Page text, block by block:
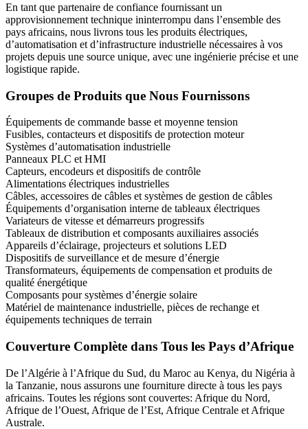
En tant que partenaire de confiance fournissant un
approvisionnement technique ininterrompu dans l’ensemble des
pays africains, nous livrons tous les produits électriques,
d’automatisation et d’infrastructure industrielle nécessaires à vos
projets depuis une source unique, avec une ingénierie précise et une
logistique rapide.
Groupes de Produits que Nous Fournissons
Équipements de commande basse et moyenne tension
Fusibles, contacteurs et dispositifs de protection moteur
Systèmes d’automatisation industrielle
Panneaux PLC et HMI
Capteurs, encodeurs et dispositifs de contrôle
Alimentations électriques industrielles
Câbles, accessoires de câbles et systèmes de gestion de câbles
Équipements d’organisation interne de tableaux électriques
Variateurs de vitesse et démarreurs progressifs
Tableaux de distribution et composants auxiliaires associés
Appareils d’éclairage, projecteurs et solutions LED
Dispositifs de surveillance et de mesure d’énergie
Transformateurs, équipements de compensation et produits de
qualité énergétique
Composants pour systèmes d’énergie solaire
Matériel de maintenance industrielle, pièces de rechange et
équipements techniques de terrain
Couverture Complète dans Tous les Pays d’Afrique
De l’Algérie à l’Afrique du Sud, du Maroc au Kenya, du Nigéria à
la Tanzanie, nous assurons une fourniture directe à tous les pays
africains. Toutes les régions sont couvertes: Afrique du Nord,
Afrique de l’Ouest, Afrique de l’Est, Afrique Centrale et Afrique
Australe.